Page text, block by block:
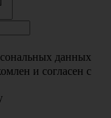
данных
и согласен с